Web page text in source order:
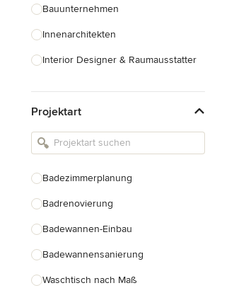
Bauunternehmen
Innenarchitekten
Interior Designer & Raumausstatter
Landschaftsarchitekten
Armaturen & Sanitärbedarf
Einbauschränke
Projektart
Badezimmerplanung
Badrenovierung
Badewannen-Einbau
Badewannensanierung
Waschtisch nach Maß